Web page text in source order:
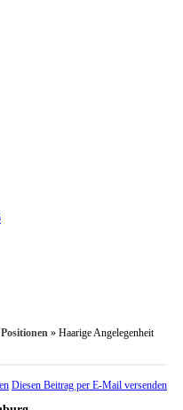
Positionen » Haarige Angelegenheit
Diesen Beitrag per E-Mail versenden